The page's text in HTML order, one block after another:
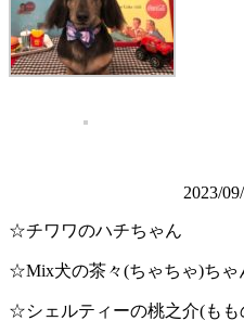
2023/
☆チワワのハチちゃん
☆Mix犬の茶々(ちゃちゃ)ちゃ
☆シェルティーの桃之介(もも